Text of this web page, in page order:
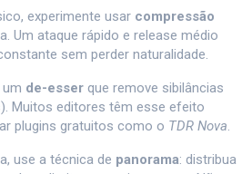
experimente usar compressão
Um ataque rápido e release médio
sem perder naturalidade.
de-esser que remove sibilâncias
Muitos editores têm esse efeito
plugins gratuitos como o TDR Nova.
use a técnica de panorama: distribua